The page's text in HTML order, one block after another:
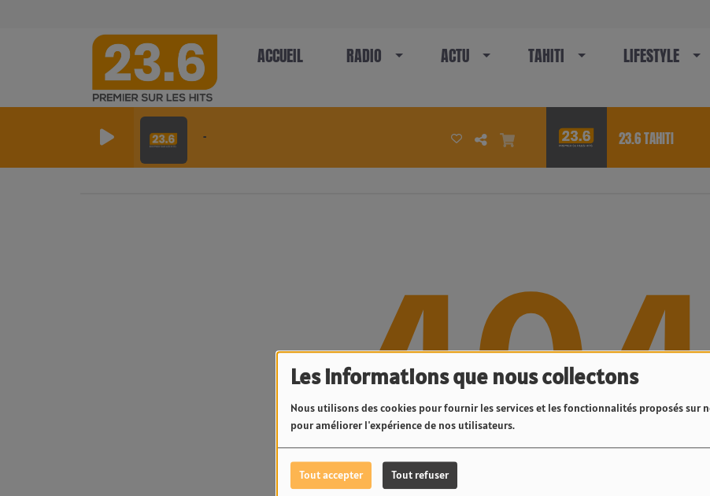
Les informations que nous collectons
Nous utilisons des cookies pour fournir les services et les fonctionnalités proposés sur
pour améliorer l'expérience de nos utilisateurs.
Tout accepter Tout refuser
ACCUEIL RADIO ACTU TAHITI LIFESTYLE
- 23.6 TAHITI